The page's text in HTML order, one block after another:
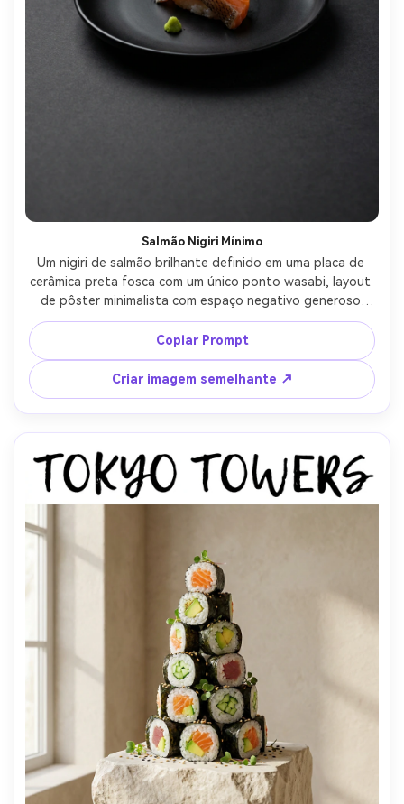
Salmão Nigiri Mínimo
Um nigiri de salmão brilhante definido em uma placa de
cerâmica preta fosca com um único ponto wasabi, layout
de pôster minimalista com espaço negativo generoso
para letras serif modernas no topo, pano de fundo de
carvão escuro, iluminação de estúdio softbox com luz de
borda sutil, disparado em Sony A7IV 85mm f/1.8,
composição centrada, humor de luxo calmo, textura
fotorealista de peixe semelhante à pele, sombras
naturais, alta resolução, foco nítido, classificação de
cores refinada-AR 4:5
Copiar Prompt
Criar imagem semelhante ↗